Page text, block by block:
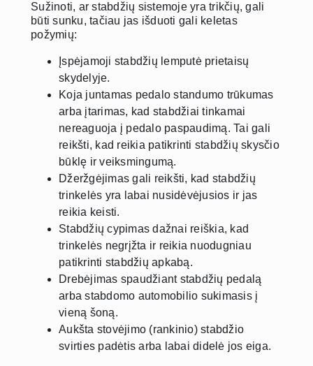
Sužinoti, ar stabdžių sistemoje yra trikčių, gali
būti sunku, tačiau jas išduoti gali keletas
požymių:
Įspėjamoji stabdžių lemputė prietaisų
skydelyje.
Koja juntamas pedalo standumo trūkumas
arba įtarimas, kad stabdžiai tinkamai
nereaguoja į pedalo paspaudimą. Tai gali
reikšti, kad reikia patikrinti stabdžių skysčio
būklę ir veiksmingumą.
Džeržgėjimas gali reikšti, kad stabdžių
trinkelės yra labai nusidėvėjusios ir jas
reikia keisti.
Stabdžių cypimas dažnai reiškia, kad
trinkelės negrįžta ir reikia nuodugniau
patikrinti stabdžių apkabą.
Drebėjimas spaudžiant stabdžių pedalą
arba stabdomo automobilio sukimasis į
vieną šoną.
Aukšta stovėjimo (rankinio) stabdžio
svirties padėtis arba labai didelė jos eiga.